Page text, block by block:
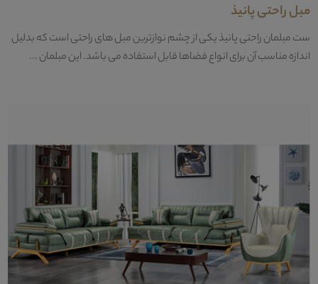
مبل راحتی پانیذ
ست مبلمان راحتی پانیذ یکی از چشم نوازترین مبل های راحتی است که بدلیل
اندازه مناسب آن برای انواع فضاها قابل استفاده می باشد. این مبلمان ...